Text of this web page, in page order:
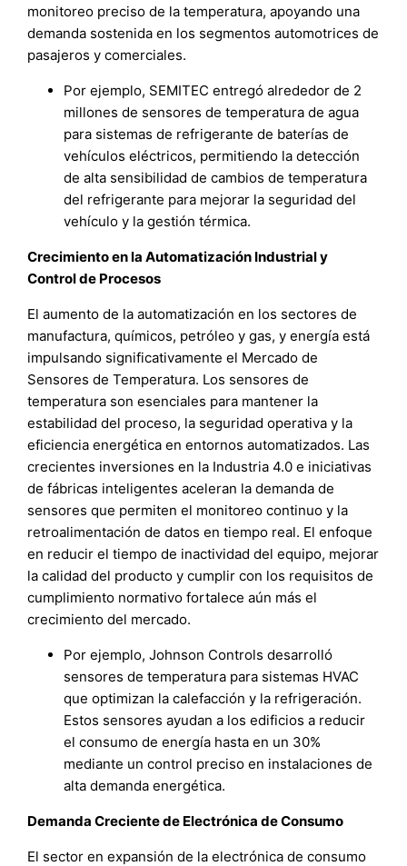
monitoreo preciso de la temperatura, apoyando una
demanda sostenida en los segmentos automotrices de
pasajeros y comerciales.
Por ejemplo, SEMITEC entregó alrededor de 2
millones de sensores de temperatura de agua
para sistemas de refrigerante de baterías de
vehículos eléctricos, permitiendo la detección
de alta sensibilidad de cambios de temperatura
del refrigerante para mejorar la seguridad del
vehículo y la gestión térmica.
Crecimiento en la Automatización Industrial y
Control de Procesos
El aumento de la automatización en los sectores de
manufactura, químicos, petróleo y gas, y energía está
impulsando significativamente el Mercado de
Sensores de Temperatura. Los sensores de
temperatura son esenciales para mantener la
estabilidad del proceso, la seguridad operativa y la
eficiencia energética en entornos automatizados. Las
crecientes inversiones en la Industria 4.0 e iniciativas
de fábricas inteligentes aceleran la demanda de
sensores que permiten el monitoreo continuo y la
retroalimentación de datos en tiempo real. El enfoque
en reducir el tiempo de inactividad del equipo, mejorar
la calidad del producto y cumplir con los requisitos de
cumplimiento normativo fortalece aún más el
crecimiento del mercado.
Por ejemplo, Johnson Controls desarrolló
sensores de temperatura para sistemas HVAC
que optimizan la calefacción y la refrigeración.
Estos sensores ayudan a los edificios a reducir
el consumo de energía hasta en un 30%
mediante un control preciso en instalaciones de
alta demanda energética.
Demanda Creciente de Electrónica de Consumo
El sector en expansión de la electrónica de consumo